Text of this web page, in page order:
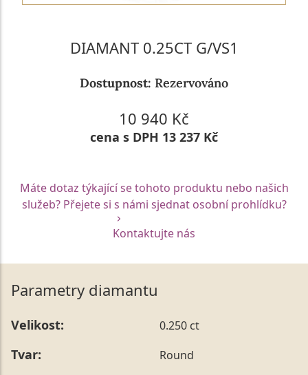
DIAMANT 0.25CT G/VS1
Dostupnost: Rezervováno
10 940 Kč
cena s DPH 13 237 Kč
Máte dotaz týkající se tohoto produktu nebo našich
služeb? Přejete si s námi sjednat osobní prohlídku?
Kontaktujte nás
Parametry diamantu
Velikost: 0.250 ct
Tvar: Round